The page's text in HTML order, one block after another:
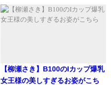
【柳瀬さき】B100のIカップ爆乳
女王様の美しすぎるお姿がこち